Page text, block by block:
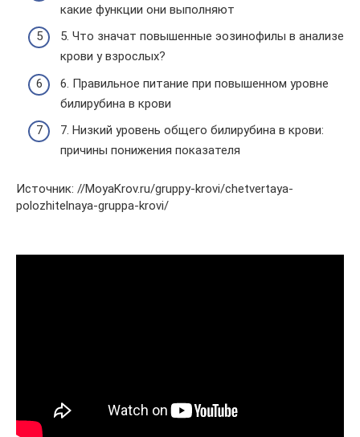
какие функции они выполняют
5. Что значат повышенные эозинофилы в анализе
крови у взрослых?
6. Правильное питание при повышенном уровне
билирубина в крови
7. Низкий уровень общего билирубина в крови:
причины понижения показателя
Источник: //MoyaKrov.ru/gruppy-krovi/chetvertaya-
polozhitelnaya-gruppa-krovi/